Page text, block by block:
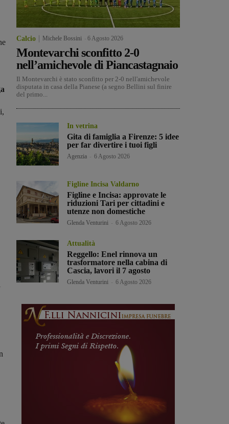
Calcio Michele Bossini 6 Agosto 2026
Montevarchi sconfitto 2-0
nell’amichevole di Piancastagnaio
Il Montevarchi è stato sconfitto per 2-0 nell'amichevole
disputata in casa della Pianese (a segno Bellini sul finire
del primo...
In vetrina
Gita di famiglia a Firenze: 5 idee
per far divertire i tuoi figli
Agenzia 6 Agosto 2026
Figline Incisa Valdarno
Figline e Incisa: approvate le
riduzioni Tari per cittadini e
utenze non domestiche
Glenda Venturini 6 Agosto 2026
Attualità
Reggello: Enel rinnova un
trasformatore nella cabina di
Cascia, lavori il 7 agosto
Glenda Venturini 6 Agosto 2026